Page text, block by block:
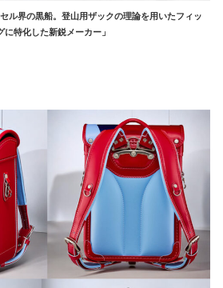
ル界の黒船。登山用ザックの理論を用いたフィッ
に特化した新鋭メーカー」